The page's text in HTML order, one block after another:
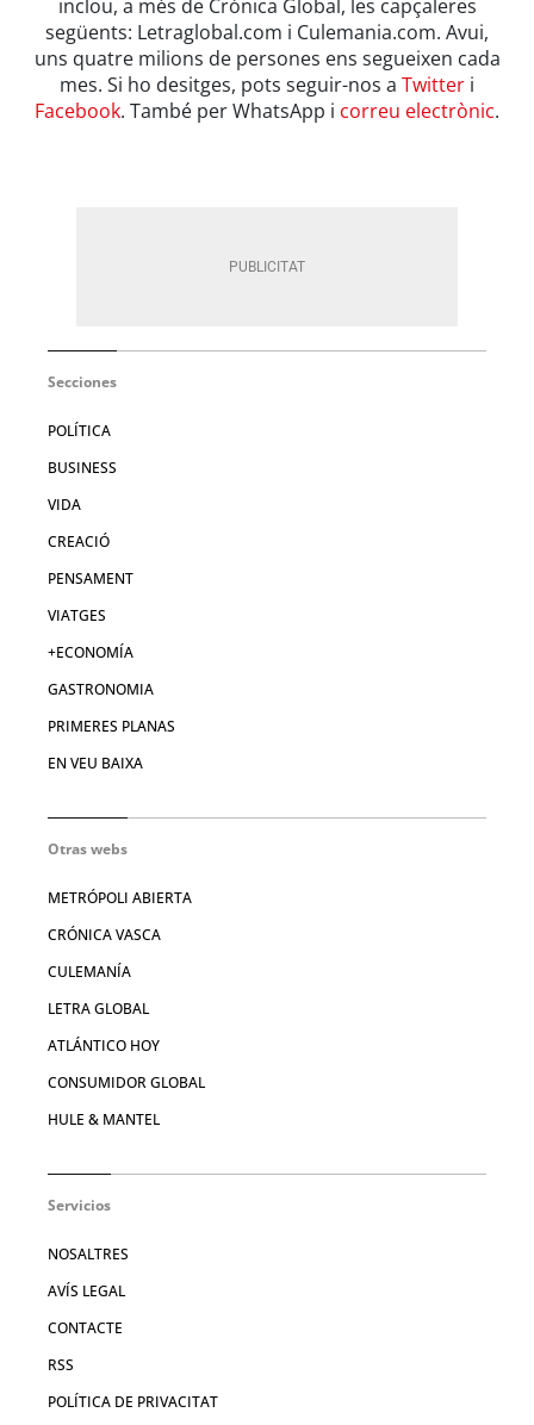
inclou, a més de Crónica Global, les capçaleres
següents: Letraglobal.com i Culemania.com. Avui,
uns quatre milions de persones ens segueixen cada
mes. Si ho desitges, pots seguir-nos a Twitter i
Facebook. També per WhatsApp i correu electrònic.
Secciones
POLÍTICA
BUSINESS
VIDA
CREACIÓ
PENSAMENT
VIATGES
+ECONOMÍA
GASTRONOMIA
PRIMERES PLANAS
EN VEU BAIXA
Otras webs
METRÓPOLI ABIERTA
CRÓNICA VASCA
CULEMANÍA
LETRA GLOBAL
ATLÁNTICO HOY
CONSUMIDOR GLOBAL
HULE & MANTEL
Servicios
NOSALTRES
AVÍS LEGAL
CONTACTE
RSS
POLÍTICA DE PRIVACITAT